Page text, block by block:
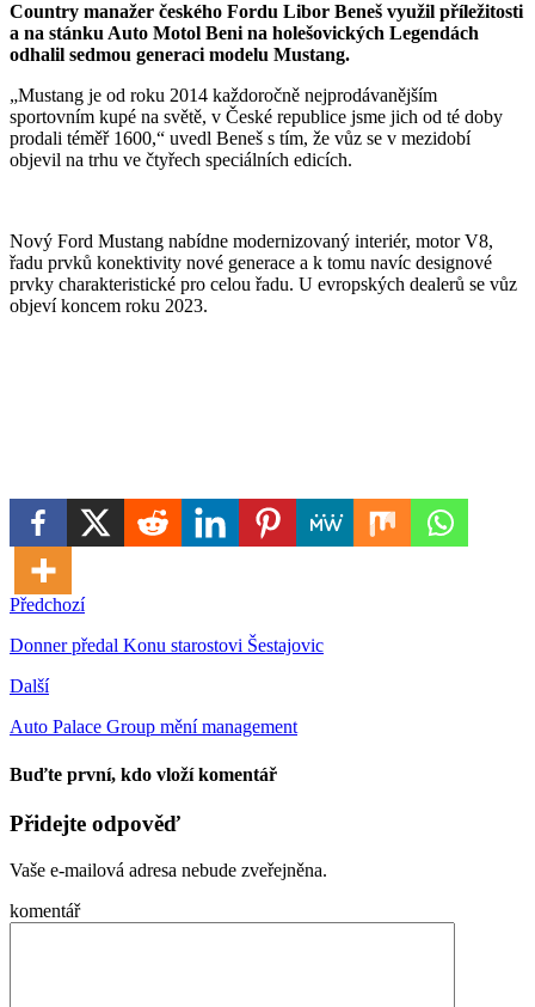
Country manažer českého Fordu Libor Beneš využil příležitosti
a na stánku Auto Motol Beni na holešovických Legendách
odhalil sedmou generaci modelu Mustang.
„Mustang je od roku 2014 každoročně nejprodávanějším
sportovním kupé na světě, v České republice jsme jich od té doby
prodali téměř 1600,“ uvedl Beneš s tím, že vůz se v mezidobí
objevil na trhu ve čtyřech speciálních edicích.
Nový Ford Mustang nabídne modernizovaný interiér, motor V8,
řadu prvků konektivity nové generace a k tomu navíc designové
prvky charakteristické pro celou řadu. U evropských dealerů se vůz
objeví koncem roku 2023.
Předchozí
Donner předal Konu starostovi Šestajovic
Další
Auto Palace Group mění management
Buďte první, kdo vloží komentář
Přidejte odpověď
Vaše e-mailová adresa nebude zveřejněna.
komentář